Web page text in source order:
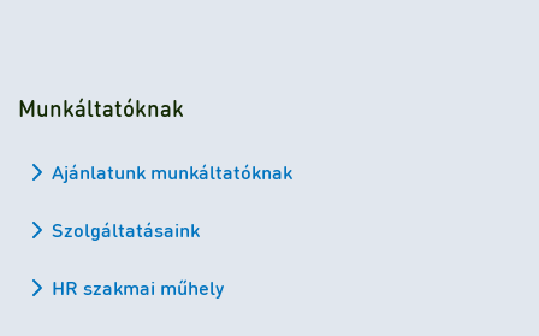
Munkáltatóknak
Ajánlatunk munkáltatóknak
Szolgáltatásaink
HR szakmai műhely